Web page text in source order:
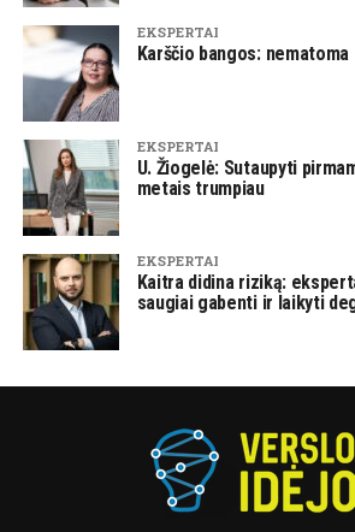
EKSPERTAI
Karščio bangos:
EKSPERTAI
U. Žiogelė: Sutaupyti
metais trumpiau
EKSPERTAI
Kaitra didina riziką:
saugiai gabenti ir laikyti